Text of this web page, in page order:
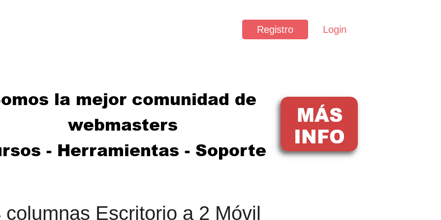
Registro Login
columnas Escritorio a 2 Móvil